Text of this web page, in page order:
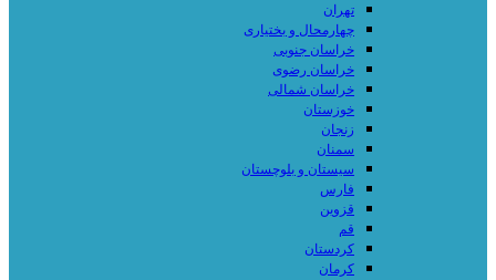
تهران
چهارمحال و بختیاری
خراسان جنوبی
خراسان رضوی
خراسان شمالی
خوزستان
زنجان
سمنان
سیستان و بلوچستان
فارس
قزوین
قم
کردستان
کرمان